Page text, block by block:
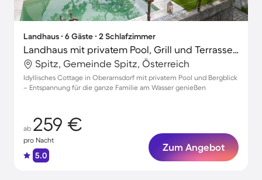
Landhaus ∙ 6 Gäste ∙ 2 Schlafzimmer
Landhaus mit privatem Pool, Grill und Terrasse | Bergblick
Spitz, Gemeinde Spitz, Österreich
Idyllisches Cottage in Oberarnsdorf mit privatem Pool und Bergblick
– Entspannung für die ganze Familie am Wasser genießen
ab 259 €
pro Nacht
5.0
Zum Angebot